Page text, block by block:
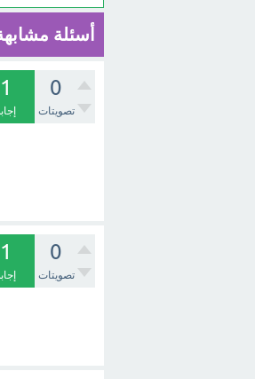
أسئلة
0
تصويتات
1
0
تصويتات
1